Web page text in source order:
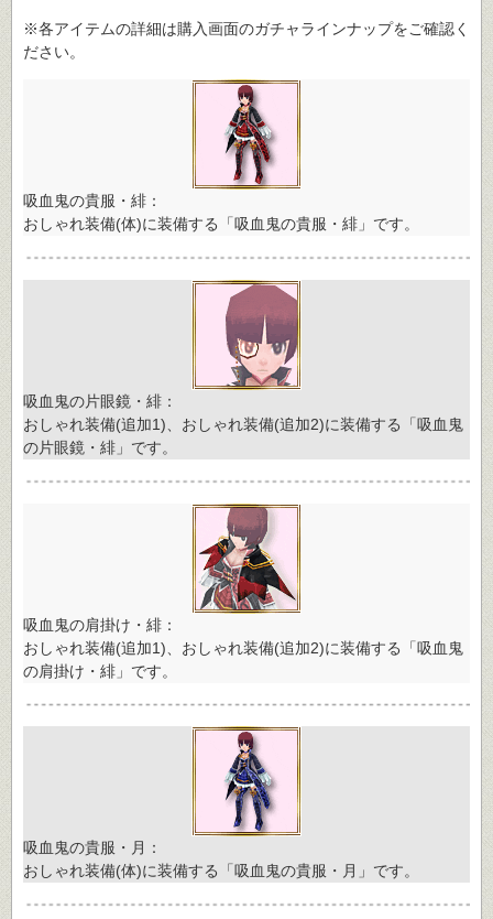
※各アイテムの詳細は購入画面のガチャラインナップをご確認く
ださい。
吸血鬼の貴服・緋：
おしゃれ装備(体)に装備する「吸血鬼の貴服・緋」です。
吸血鬼の片眼鏡・緋：
おしゃれ装備(追加1)、おしゃれ装備(追加2)に装備する「吸血鬼
の片眼鏡・緋」です。
吸血鬼の肩掛け・緋：
おしゃれ装備(追加1)、おしゃれ装備(追加2)に装備する「吸血鬼
の肩掛け・緋」です。
吸血鬼の貴服・月：
おしゃれ装備(体)に装備する「吸血鬼の貴服・月」です。